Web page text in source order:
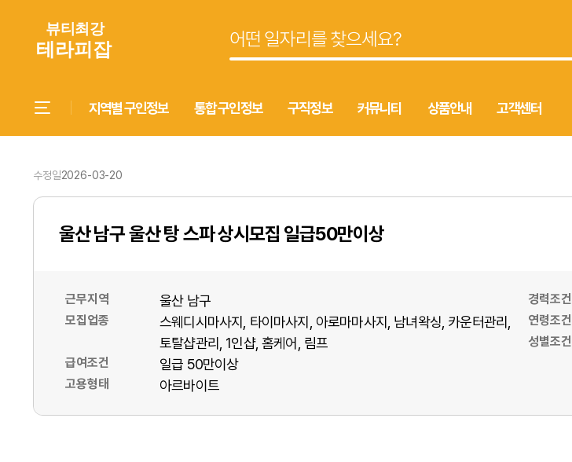
지역별 구인정보 통합 구인정보 구직정보 커뮤니티 상품안내 고객센터
수정일2026-03-20
울산 남구 울산 탕 스파 상시모집 일급50만이상
근무지역 울산 남구
모집업종 스웨디시마사지 타이마사지 아로마마사지 남녀왁싱 카운터관리
토탈샵관리
1인샵 홈케어 림프
급여조건 일급 50만이상
고용형태 아르바이트
경력조건
연령조건
성별조건